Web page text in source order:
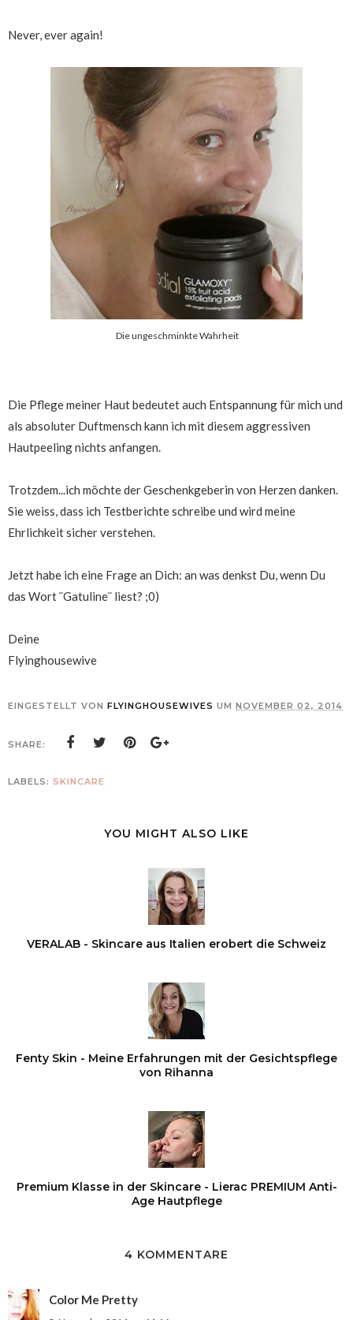
Never, ever again!
Die ungeschminkte Wahrheit
Die Pflege meiner Haut bedeutet auch Entspannung für mich und
als absoluter Duftmensch kann ich mit diesem aggressiven
Hautpeeling nichts anfangen.
Trotzdem...ich möchte der Geschenkgeberin von Herzen danken.
Sie weiss, dass ich Testberichte schreibe und wird meine
Ehrlichkeit sicher verstehen.
Jetzt habe ich eine Frage an Dich: an was denkst Du, wenn Du
das Wort ¨Gatuline¨ liest? ;0)
Deine
Flyinghousewive
EINGESTELLT VON FLYINGHOUSEWIVES UM NOVEMBER 02, 2014
SHARE:
LABELS: SKINCARE
YOU MIGHT ALSO LIKE
VERALAB - Skincare aus Italien erobert die Schweiz
Fenty Skin - Meine Erfahrungen mit der Gesichtspflege
von Rihanna
Premium Klasse in der Skincare - Lierac PREMIUM Anti-
Age Hautpflege
4 KOMMENTARE
Color Me Pretty